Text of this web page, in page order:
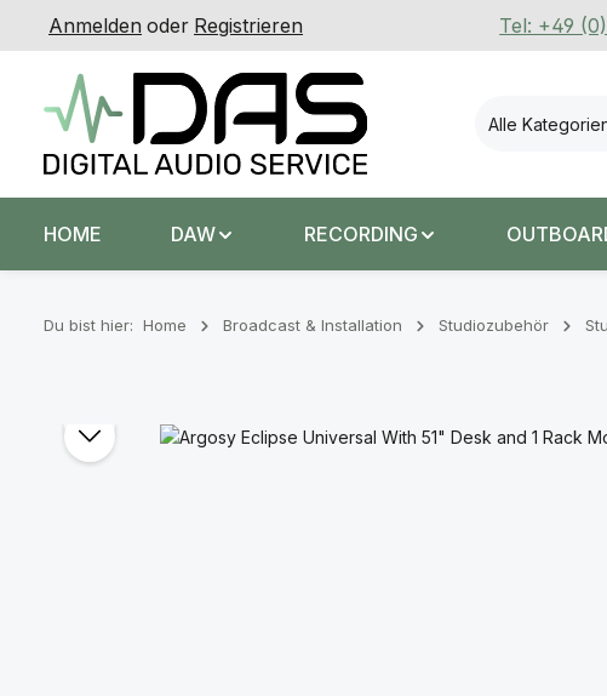
Hauptinhalt springen
Zur Suche springen
Zur Hauptnavigation springen
Anmelden oder Registrieren Tel: +49
Alle
HOME DAW RECORDING
Du bist hier: Home Broadcast & Installation Studiozubehör
Bildergalerie überspringen